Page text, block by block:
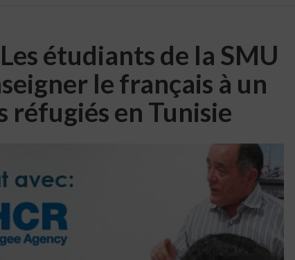
étudiants de la SMU
le français à un
réfugiés en Tunisie